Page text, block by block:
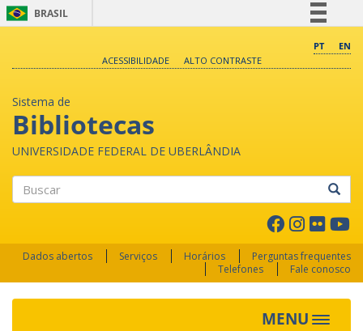
BRASIL
Comunica BR
PT
EN
ACESSIBILIDADE
ALTO CONTRASTE
Sistema de
Bibliotecas
UNIVERSIDADE FEDERAL DE UBERLÂNDIA
Dados abertos Serviços Horários
Perguntas frequentes
Telefones
Fale conosco
MENU Toggle